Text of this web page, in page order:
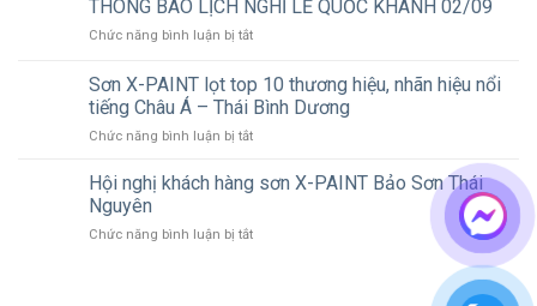
công
phẩm
nước
trong
tiết
2024
cùng
THÔNG BÁO LỊCH NGHỈ LỄ QUỐC KHÁNH 02/09
Chức năng bình luận bị tắtở
BÁO
LỊCH
NGHỈ
LỄ
KHÁNH
Sơn X-PAINT lọt top 10 thương hiệu, nhãn hiệu nổi
tiếng Châu Á – Thái Bình Dương
Chức năng bình luận bị tắtở
X-
PAINT
top
Hội nghị khách hàng sơn X-PAINT Bảo Sơn Thái
Nguyên
Chức năng bình luận bị tắtở